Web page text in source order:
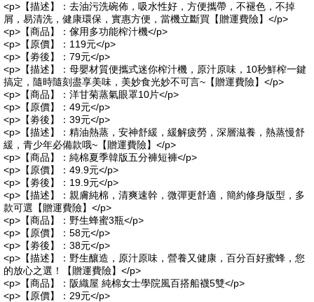
<p>【描述】：去油污洗碗佈，吸水性好，方便攜帶，不褪色，不掉
屑，易清洗，健康環保，實惠方便，當機立斷買【贈運費險】</p>
<p>【商品】：傢用多功能榨汁機</p>
<p>【原價】：119元</p>
<p>【劵後】：79元</p>
<p>【描述】：母嬰材質便攜式迷你榨汁機，原汁原味，10秒鮮榨一鍵
搞定，隨時隨刻盡享美味，美妙食光妙不可言~【贈運費險】</p>
<p>【商品】：洋甘菊蒸氣眼罩10片</p>
<p>【原價】：49元</p>
<p>【劵後】：39元</p>
<p>【描述】：精油熱蒸，安神舒緩，緩解疲勞，深層滋養，熱蒸慢舒
緩，青少年必備款哦~【贈運費險】</p>
<p>【商品】：純棉夏季韓版五分褲短褲</p>
<p>【原價】：49.9元</p>
<p>【劵後】：19.9元</p>
<p>【描述】：親膚純棉，清爽速幹，微彈更舒適，簡約修身版型，多
款可選【贈運費險】</p>
<p>【商品】：野生蜂蜜3瓶</p>
<p>【原價】：58元</p>
<p>【劵後】：38元</p>
<p>【描述】：野生釀造，原汁原味，營養又健康，百分百好蜜蜂，您
的放心之選！【贈運費險】</p>
<p>【商品】：阪織屋 純棉女士學院風百搭船襪5雙</p>
<p>【原價】：29元</p>